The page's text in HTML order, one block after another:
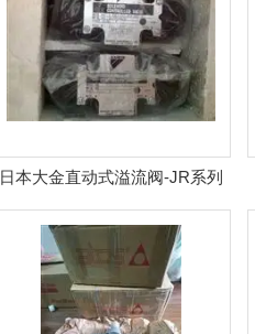
日本大金直动式溢流阀-JR系列